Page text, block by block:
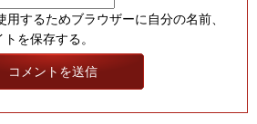
用するためブラウザーに自分の名前、
を保存する。